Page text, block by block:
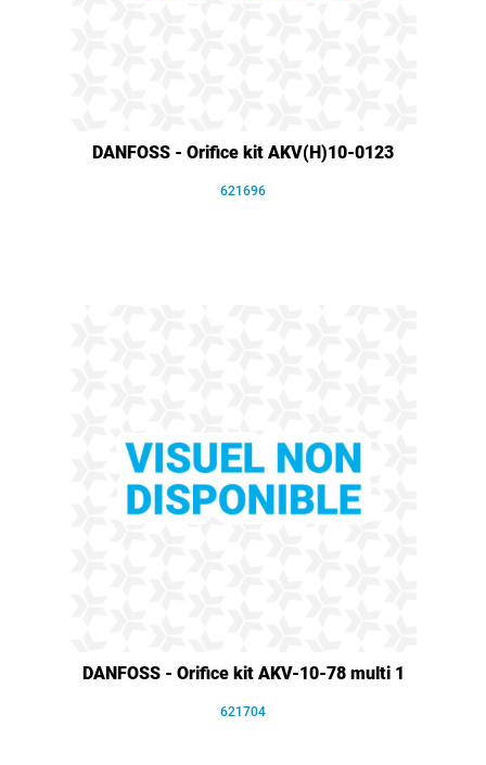
DANFOSS - Orifice kit AKV(H)10-0123
621696
DANFOSS - Orifice kit AKV-10-78 multi 1
621704